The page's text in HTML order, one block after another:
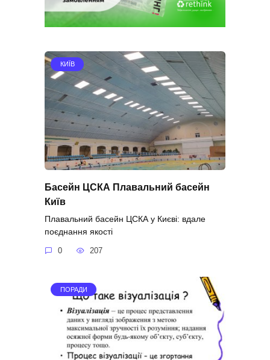
КИЇВ
Басейн ЦСКА Плавальний басейн
Київ
Плавальний басейн ЦСКА у Києві: вдале
поєднання якості
0 207
ПОРАДИ